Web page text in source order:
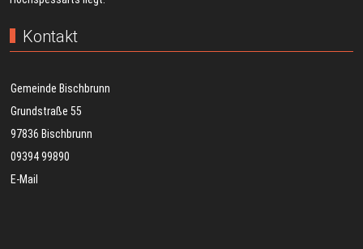
Kontakt
Gemeinde Bischbrunn
Grundstraße 55
97836 Bischbrunn
09394 99890
E-Mail